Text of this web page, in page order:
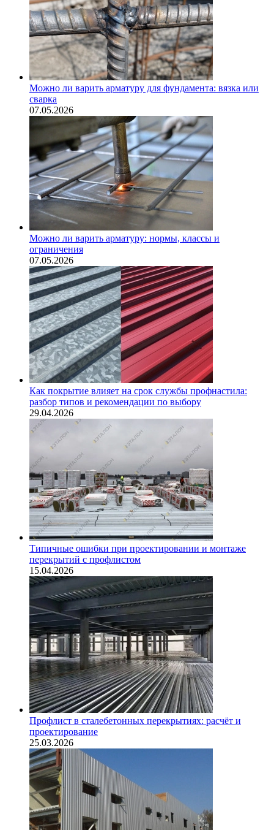
Можно ли варить арматуру для фундамента: вязка или
сварка
07.05.2026
Можно ли варить арматуру: нормы, классы и
ограничения
07.05.2026
Как покрытие влияет на срок службы профнастила:
разбор типов и рекомендации по выбору
29.04.2026
Типичные ошибки при проектировании и монтаже
перекрытий с профлистом
15.04.2026
Профлист в сталебетонных перекрытиях: расчёт и
проектирование
25.03.2026